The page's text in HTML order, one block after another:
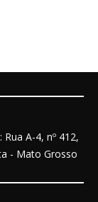
A-4, nº 412,
- Mato Grosso